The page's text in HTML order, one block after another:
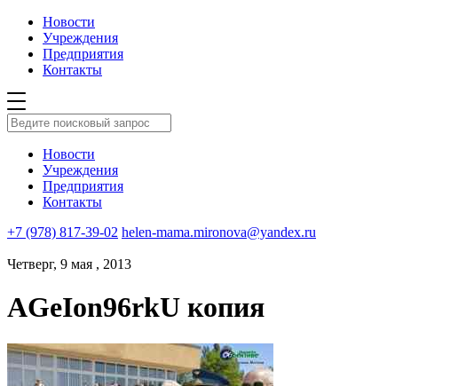
Новости
Учреждения
Предприятия
Контакты
Новости
Учреждения
Предприятия
Контакты
+7 (978) 817-39-02 helen-mama.mironova@yandex.ru
Четверг, 9 мая , 2013
AGeIon96rkU копия